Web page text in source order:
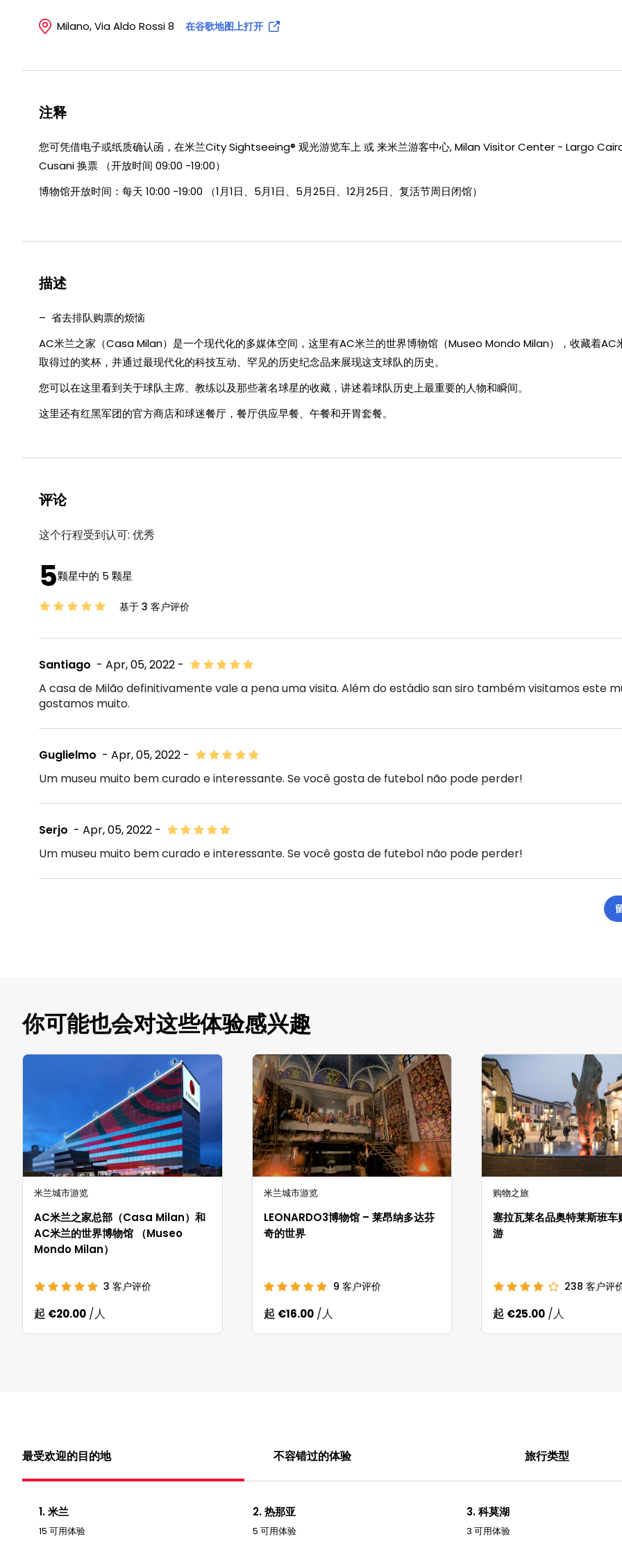
Milano, Via Aldo Rossi 8 在谷歌地图上打开
注释
您可凭借电子或纸质确认函，在米兰City Sightseeing® 观光游览车上 或 来米兰游客中心, Milan Visitor Center - Largo
Cusani 换票 （开放时间 09:00 -19:00）
博物馆开放时间：每天 10:00 -19:00 （1月1日、5月1日、5月25日、12月25日、复活节周日闭馆）
描述
– 省去排队购票的烦恼
AC米兰之家（Casa Milan）是一个现代化的多媒体空间，这里有AC米兰的世界博物馆（Museo Mondo Milan），收藏着AC
取得过的奖杯，并通过最现代化的科技互动、罕见的历史纪念品来展现这支球队的历史。
您可以在这里看到关于球队主席、教练以及那些著名球星的收藏，讲述着球队历史上最重要的人物和瞬间。
这里还有红黑军团的官方商店和球迷餐厅，餐厅供应早餐、午餐和开胃套餐。
评论
这个行程受到认可: 优秀
5颗星中的 5 颗星
基于 3 客户评价
- Apr, 05, 2022 -
Santiago
A casa de Milão definitivamente vale a pena uma visita. Além do estádio san siro também visitamos este
gostamos muito.
- Apr, 05, 2022 -
Guglielmo
Um museu muito bem curado e interessante. Se você gosta de futebol não pode perder!
- Apr, 05, 2022 -
Serjo
Um museu muito bem curado e interessante. Se você gosta de futebol não pode perder!
你可能也会对这些体验感兴趣
米兰城市游览
AC米兰之家总部（Casa Milan）和
AC米兰的世界博物馆 （Museo
Mondo Milan）
3 客户评价
起 €20.00 /人
米兰城市游览
LEONARDO3博物馆 – 莱昂纳多达芬
奇的世界
9 客户评价
起 €16.00 /人
购物之旅
塞拉瓦莱名品奥特莱斯班车
游
238 客户评
起 €25.00 /人
最受欢迎的目的地 不容错过的体验 旅行类型
1. 米兰
15 可用体验
2. 热那亚
5 可用体验
3. 科莫湖
3 可用体验